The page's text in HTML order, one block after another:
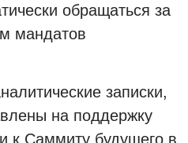
обращаться за
мандатов
записки,
на поддержку
к Саммиту будущего в